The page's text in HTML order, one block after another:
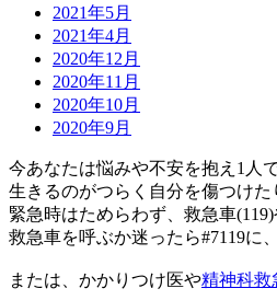
2021年5月
2021年4月
2020年12月
2020年11月
2020年10月
2020年9月
今あなたは悩みや不安を抱え1人
生きるのがつらく自分を傷つけ
緊急時はためらわず、救急車
救急車を呼ぶか迷ったら#7119に
または、かかりつけ医や精神科救